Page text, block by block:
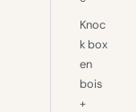
Knoc
k box
en
bois
+